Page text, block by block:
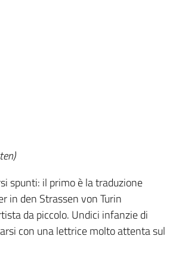
spunti: il primo è la traduzione
in den Strassen von Turin
da piccolo. Undici infanzie di
con una lettrice molto attenta sul